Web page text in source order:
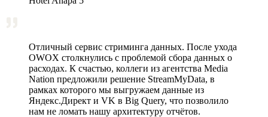
Отличный сервис стриминга данных. После ухода
OWOX столкнулись с проблемой сбора данных о
расходах. К счастью, коллеги из агентства Media
Nation предложили решение StreamMyData, в
рамках которого мы выгружаем данные из
Яндекс.Директ и VK в Big Query, что позволило
нам не ломать нашу архитектуру отчётов.